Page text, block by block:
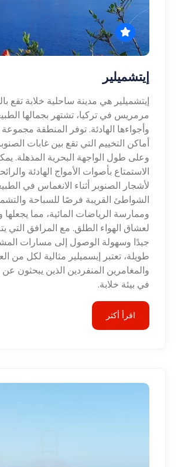
إيتشميلير
إيتشميلير هي مدينة ساحلية خلابة تقع
مرمريس في تركيا، تشتهر بجمالها
وأجواءها الهادئة. توفر المنطقة
أماكن التخييم التي تقع بين غابات
وعلى طول الواجهة البحرية المذهلة.
الاستمتاع بأصوات الأمواج الهادئة
لأشجار الصنوبر أثناء الانغماس في
الشواطئ القريبة فرصًا للسباحة
وممارسة الرياضات المائية، مما يجعلها
لعشاق الهواء الطلق. مع المرافق التي
جيدًا وسهولة الوصول إلى مسارات
طويلة، تعتبر إيسميلير مثالية لكل من
والمغامرين المنفردين الذين يبحثون
في بيئة خلابة.
اقرأ أكثر